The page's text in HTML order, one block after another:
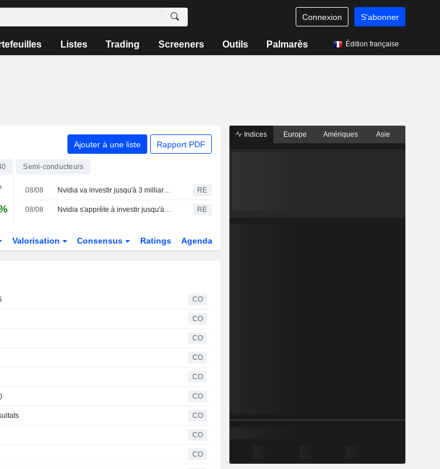
Connexion S'abonner
Listes Trading Screeners Outils Palmarès Édition française
Ajouter à une liste Rapport PDF
Semi-conducteurs
08/08 Nvidia va investir jusqu'à 3 milliards de dollars dans Lancium, le développeur du centre de données Stargate, selon The Information RE
08/08 Nvidia s'apprête à investir jusqu'à 3 milliards de dollars dans Lancium, selon The Information RE
Valorisation Consensus Ratings Agenda
CO
CO
CO
CO
CO
CO
CO
CO
CO
Indices Europe Amériques Asie